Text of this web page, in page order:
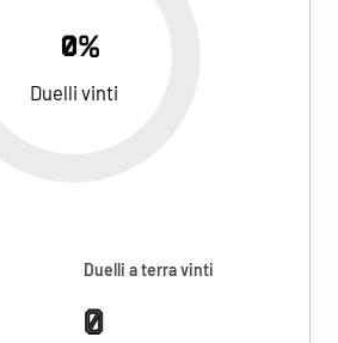
0%
Duelli vinti
Duelli a terra vinti
0